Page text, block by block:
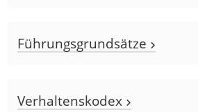
Führungsgrundsätze
Verhaltenskodex